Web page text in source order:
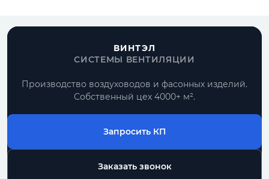
ВИНТЭЛ
СИСТЕМЫ ВЕНТИЛЯЦИИ
Производство воздуховодов и фасонных изделий.
Собственный цех 4000+ м².
Запросить КП
Заказать звонок